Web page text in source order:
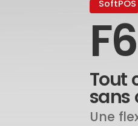
SoftPOS
F6
Tout
sans
Une